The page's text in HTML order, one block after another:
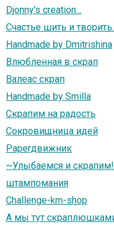
Djonny's creation...
Счастье шить и
Handmade by Dmitrishina
Влюбленная в скрап
Валеас скрап
Handmade by Smilla
Скрапим на радость
Сокровищница идей
Paperдвижник
~Улыбаемся и
штампомания
Challenge-km-shop
А мы тут